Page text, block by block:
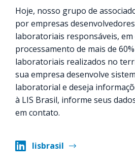
Hoje, nosso grupo de
por empresas
laboratoriais responsáveis,
processamento de mais de
laboratoriais realizados no
sua empresa desenvolve
laboratorial e deseja
à LIS Brasil, informe seus
em contato.
lisbrasil